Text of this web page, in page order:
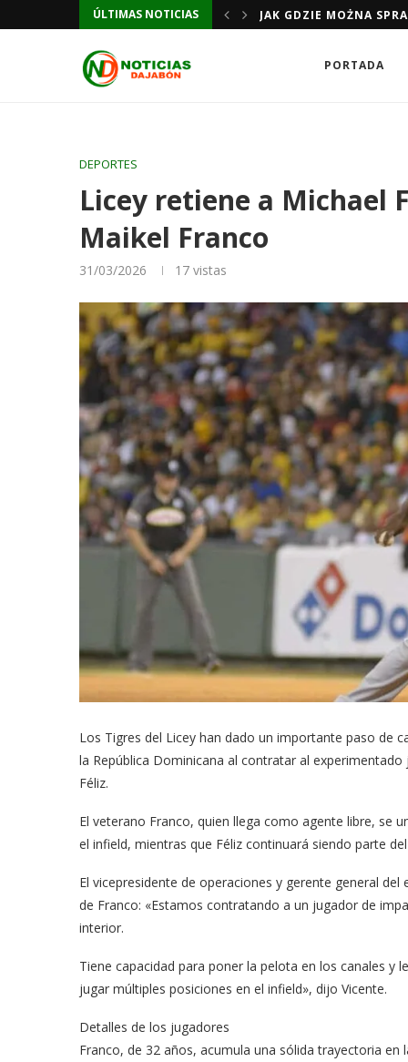
ÚLTIMAS NOTICIAS
SICUREZZA DI GIOCO JAK GDZIE MOŻNA
PORTADA
DEPORTES
Licey retiene a Michael
Maikel Franco
31/03/2026 17 vistas
Los Tigres del Licey han dado un importante paso de
la República Dominicana al contratar al
Féliz.
El veterano Franco, quien llega como agente libre, se
el infield, mientras que Féliz continuará siendo parte
El vicepresidente de operaciones y gerente general
de Franco: «Estamos contratando a un jugador de
interior.
Tiene capacidad para poner la pelota en los canales y
jugar múltiples posiciones en el infield», dijo Vicente.
Detalles de los jugadores
Franco, de 32 años, acumula una sólida trayectoria